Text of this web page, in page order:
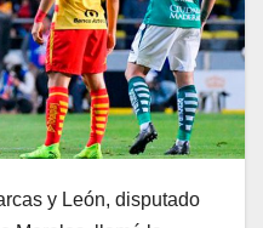
y León, disputado